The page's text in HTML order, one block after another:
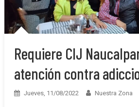
Requiere CIJ
atención contra
Jueves, 11/08/2022 Nuestra Zona